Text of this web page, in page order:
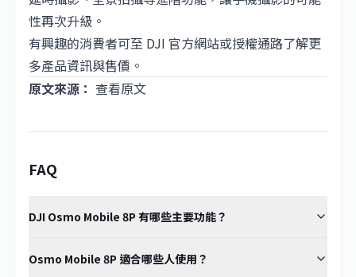
性再次升級。
有興趣的消費者可至 DJI 官方網站或授權通路了解更
多產品資訊與售價。
原文來源： 查看原文
FAQ
DJI Osmo Mobile 8P 有哪些主要功能？
Osmo Mobile 8P 適合哪些人使用？